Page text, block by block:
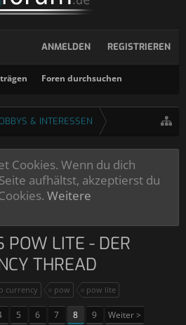
Foren durchsuchen
ANMELDEN REGISTRIEREN
& INTERESSEN
Cookies. Wenn du dich
aufhältst, akzeptierst du
Weitere
POW LITE - DER
THREAD
currency pow pow lite
5 6 7 8 9 Weiter >